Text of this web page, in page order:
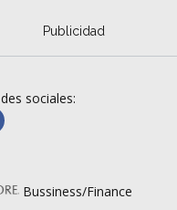
Publicidad
sociales:
Bussiness/Finance